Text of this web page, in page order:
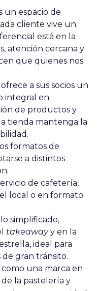
un espacio de
cliente vive un
está en la
atención cercana y
que quienes nos
a sus socios un
integral en
de productos y
tienda mantenga la
formatos de
a distintos
de cafetería,
local o en formato
simplificado,
takeawayy en la
ideal para
de gran tránsito.
como una marca en
la pastelería y